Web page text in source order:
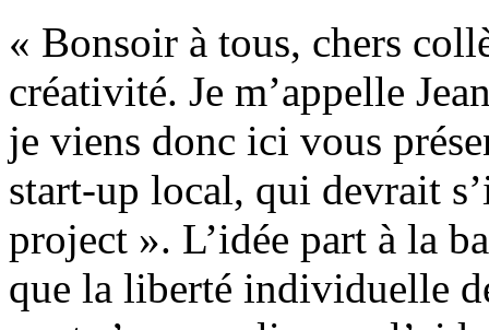
« Bonsoir à tous, chers
créativité. Je m’appelle
je viens donc ici vous
start-up local, qui devrait
project ». L’idée part à la
que la liberté individuelle